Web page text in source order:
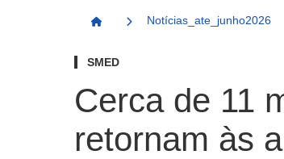
Página Inicial
Notícias_ate_junho2026
SMED
Cerca de 11
retornam às